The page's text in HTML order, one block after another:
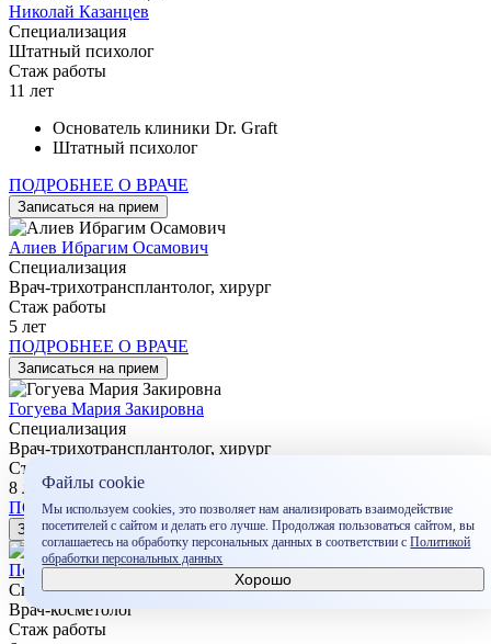
Николай Казанцев
Специализация
Штатный психолог
Стаж работы
11 лет
Основатель клиники Dr. Graft
Штатный психолог
ПОДРОБНЕЕ О ВРАЧЕ
Записаться на прием
Алиев Ибрагим Осамович
Специализация
Врач-трихотрансплантолог, хирург
Стаж работы
5 лет
ПОДРОБНЕЕ О ВРАЧЕ
Записаться на прием
Гогуева Мария Закировна
Специализация
Врач-трихотрансплантолог, хирург
Стаж работы
8 лет
ПОДРОБНЕЕ О ВРАЧЕ
Записаться на прием
Полина Сергеевна Аскольская
Специализация
Врач-косметолог
Стаж работы
Файлы cookie
Мы используем cookies, это позволяет нам анализировать взаимодействие
посетителей с сайтом и делать его лучше. Продолжая пользоваться сайтом, вы
соглашаетесь на обработку персональных данных в соответствии cПолитикой
обработки персональных данных
Хорошо